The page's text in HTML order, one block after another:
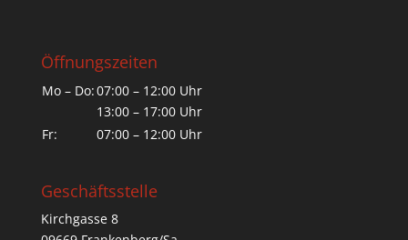
Öffnungszeiten
Mo – Do:07:00 – 12:00 Uhr
13:00 – 17:00 Uhr
Fr:
07:00 – 12:00 Uhr
Geschäftsstelle
Kirchgasse 8